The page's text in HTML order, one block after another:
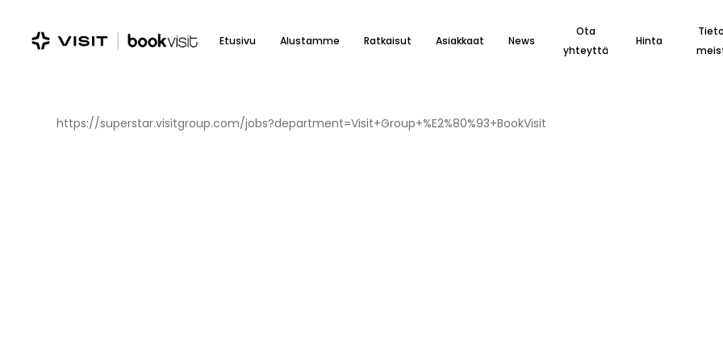
Etusivu Alustamme Ratkaisut Asiakkaat News
Ota
yhteyttä
Hinta
https://superstar.visitgroup.com/jobs?department=Visit+Group+%E2%80%93+BookVisit